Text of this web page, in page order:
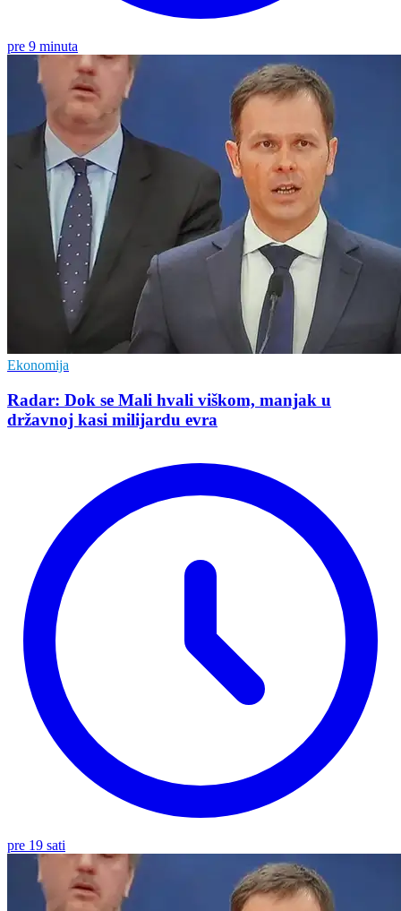
pre 9 minuta
Ekonomija
Radar: Dok se Mali hvali viškom, manjak u
državnoj kasi milijardu evra
pre 19 sati